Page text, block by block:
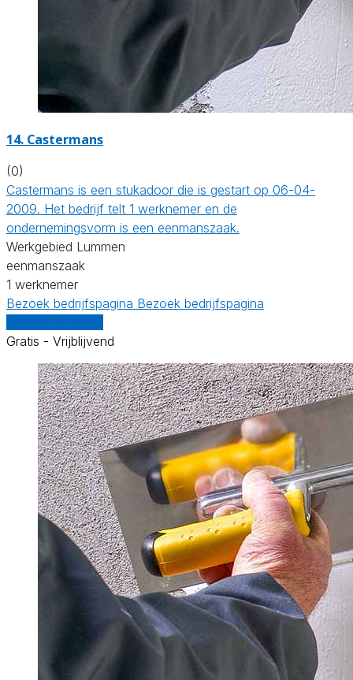
14. Castermans
(0)
Castermans is een stukadoor die is gestart op 06-04-
2009. Het bedrijf telt 1 werknemer en de
ondernemingsvorm is een eenmanszaak.
Werkgebied Lummen
eenmanszaak
1 werknemer
Bezoek bedrijfspagina Bezoek bedrijfspagina
Gratis - Vrijblijvend